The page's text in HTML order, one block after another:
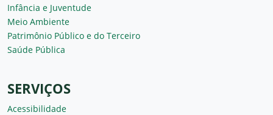
Infância e Juventude
Meio Ambiente
Patrimônio Público e do Terceiro
Saúde Pública
SERVIÇOS
Acessibilidade